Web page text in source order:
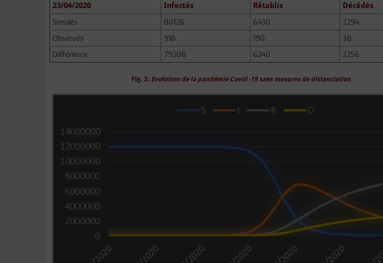
23/04/2020 Infectés Rétablis
Décédés
Simulés
80126 6430
2294
Observés
918 190
38
Différence
79208 6240 2256
Fig. 3: Evolution de la pandémie Covid -19 sans mesures de distanciation